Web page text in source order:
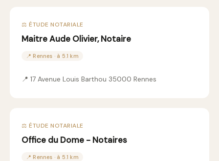
⚖️ ÉTUDE NOTARIALE
Maitre Aude Olivier, Notaire
📍 Rennes · à 5.1 km
📍 17 Avenue Louis Barthou 35000 Rennes
⚖️ ÉTUDE NOTARIALE
Office du Dome - Notaires
📍 Rennes · à 5.1 km